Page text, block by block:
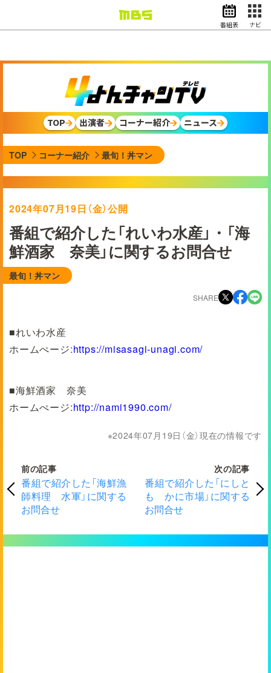
ドラマ
スポーツ
動画イズム ニュース
天気・防災
映画 アナウンサー
グッズ
EN 検索 番組表
番組表 ナビ
TOP 出演者 コーナー紹介 ニュース
TOP コーナー紹介 最旬！丼マン
2024年07月19日（金）公開
番組で紹介した「れいわ水産」・「海
鮮酒家 奈美」に関するお問合せ
最旬！丼マン
SHARE
■れいわ水産
ホームぺージ:https://misasagi-unagi.com/
■海鮮酒家 奈美
ホームぺージ:http://nami1990.com/
2024年07月19日（金）現在の情報です
前の記事
番組で紹介した「海鮮漁
師料理 水軍」に関する
お問合せ
次の記事
番組で紹介した「にしと
も かに市場」に関する
お問合せ